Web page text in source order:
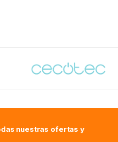
nuestras ofertas y